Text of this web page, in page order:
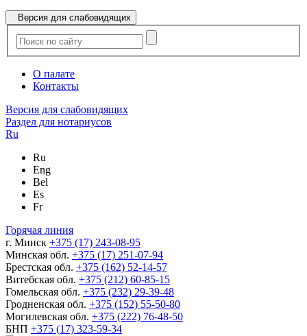
Версия для слабовидящих
О палате
Контакты
Версия для слабовидящих
Раздел для нотариусов
Ru
Ru
Eng
Bel
Es
Fr
Горячая линия
г. Минск +375 (17) 243-08-95
Минская обл. +375 (17) 251-07-94
Брестская обл. +375 (162) 52-14-57
Витебская обл. +375 (212) 60-85-15
Гомельская обл. +375 (232) 29-39-48
Гродненская обл. +375 (152) 55-50-80
Могилевская обл. +375 (222) 76-48-50
БНП +375 (17) 323-59-34